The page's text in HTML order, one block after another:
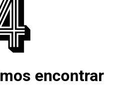
encontrar